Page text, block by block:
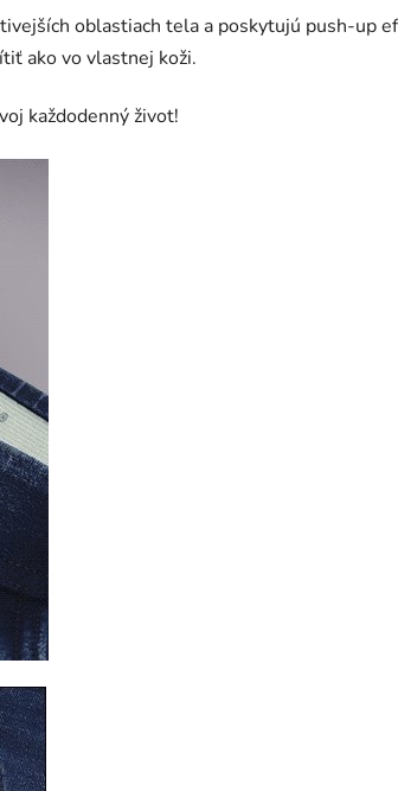
oblastiach tela a poskytujú push-up
ako vo vlastnej koži.
každodenný život!